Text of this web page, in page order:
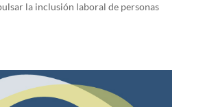
la inclusión laboral de personas